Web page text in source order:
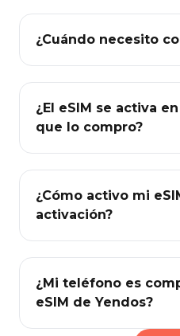
¿Cuándo necesito
¿El eSIM se activa
que lo compro?
¿Cómo activo mi
activación?
¿Mi teléfono es
eSIM de Yendos?